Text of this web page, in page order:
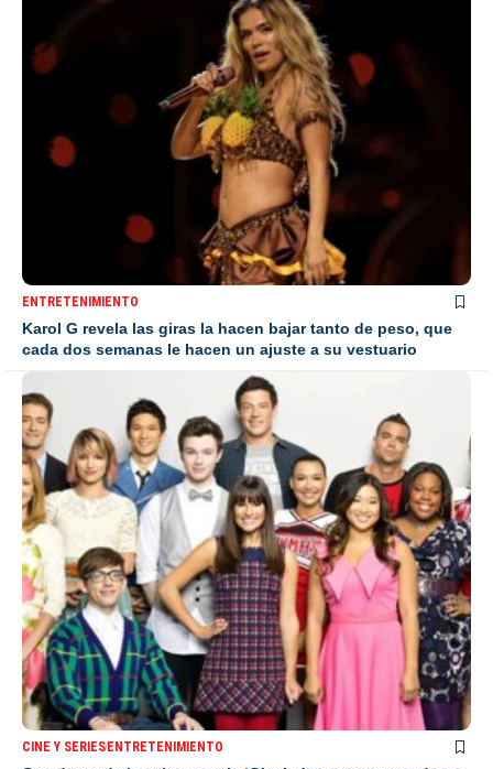
ENTRETENIMIENTO
Karol G revela las giras la hacen bajar tanto de peso, que
cada dos semanas le hacen un ajuste a su vestuario
CINE Y SERIESENTRETENIMIENTO